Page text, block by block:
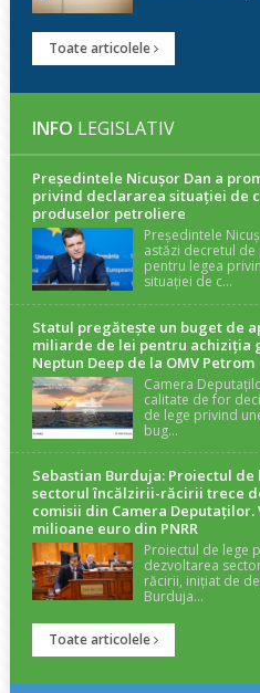
Toate articolele
INFO LEGISLATIV
Președintele Nicuşor Dan a
privind declararea situaţiei de
produselor petroliere
Președintele
astăzi decretul
pentru legea
situației de c...
Statul pregătește un buget de
miliarde de lei pentru achiziția
Neptun Deep de la OMV Petrom
Camera
calitate de for
de lege privind
bug...
Sebastian Burduja: Proiectul
sectorul încălzirii-răcirii trece
comisii din Camera Deputaților.
milioane euro din PNRR
Proiectul de lege
dezvoltarea
răcirii, inițiat de
Burduja...
Toate articolele